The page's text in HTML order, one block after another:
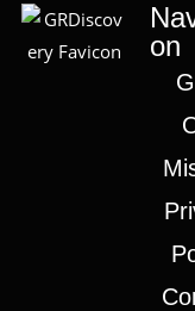
on